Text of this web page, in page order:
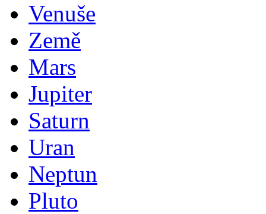
Venuše
Země
Mars
Jupiter
Saturn
Uran
Neptun
Pluto